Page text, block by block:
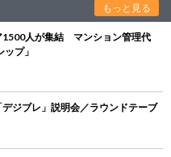
もっと見る
1500人が集結 マンション管理代
プ」
ジブレ」説明会／ラウンドテーブ